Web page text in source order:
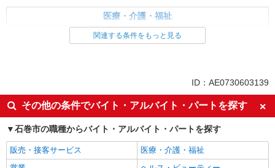
医療・介護・福祉
ボーナス・賞与あり
車通勤OK
交通費支給
社会保険あり
産休・育休取得実績あり
関連する条件をもっと見る
ID：AE0730603139
その他の条件でバイト・アルバイト・パートを探す
石巻市の職種からバイト・アルバイト・パートを探す
販売・接客サービス
医療・介護・福祉